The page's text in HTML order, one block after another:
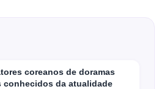
coreanos de doramas
conhecidos da atualidade